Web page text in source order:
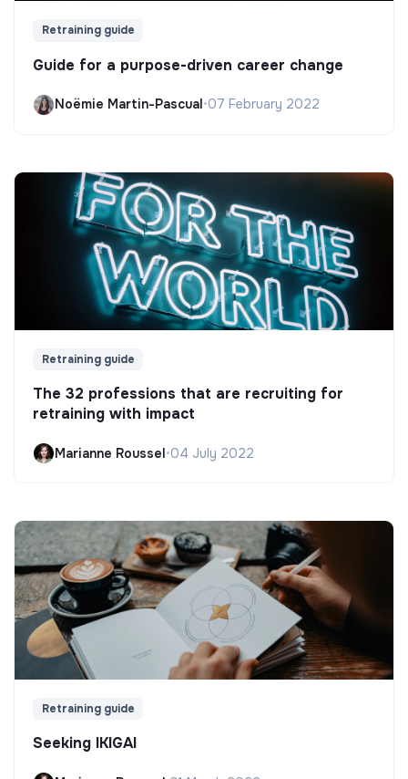
Retraining guide
Guide for a purpose-driven career change
Noëmie Martin-Pascual•07 February 2022
Retraining guide
The 32 professions that are recruiting for
retraining with impact
Marianne Roussel•04 July 2022
Retraining guide
Seeking IKIGAI